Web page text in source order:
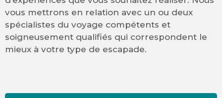
vous mettrons en relation avec un ou deux
spécialistes du voyage compétents et
soigneusement qualifiés qui correspondent le
mieux à votre type de escapade.